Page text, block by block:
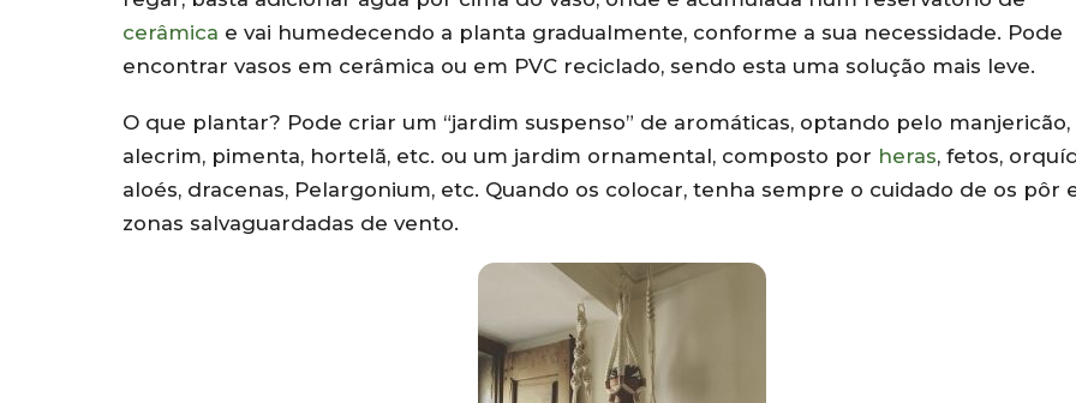
cerâmica e vai humedecendo a planta gradualmente, conforme a sua necessidade. Pode
encontrar vasos em cerâmica ou em PVC reciclado, sendo esta uma solução mais leve.
O que plantar? Pode criar um “jardim suspenso” de aromáticas, optando pelo manjericão,
alecrim, pimenta, hortelã, etc. ou um jardim ornamental, composto por heras, fetos,
aloés, dracenas, Pelargonium, etc. Quando os colocar, tenha sempre o cuidado de os pôr
zonas salvaguardadas de vento.